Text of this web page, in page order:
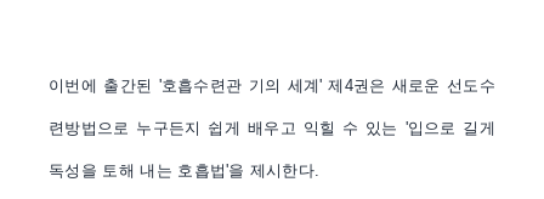
이번에 출간된 '호흡수련관 기의 세계'제 4권은 새로운 선도수
련방법으로 누구든지 쉽게 배우고 익힐 수 있는 '입으로 길게
독성을 토해 내는 호흡법'을 제시한다.